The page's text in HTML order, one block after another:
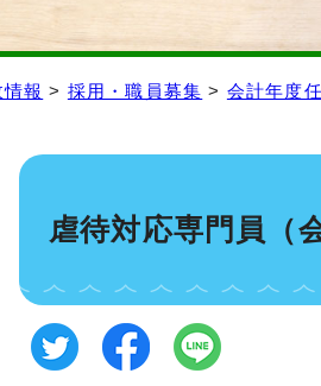
報 > 採用・職員募集 > 会計年度
虐待対応専門員（